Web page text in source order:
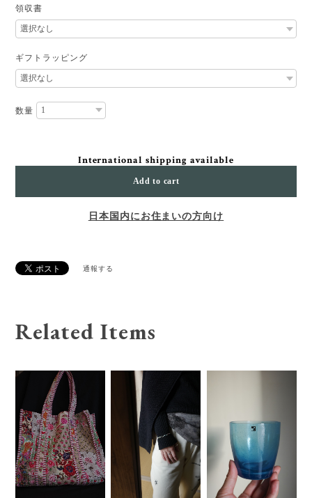
領収書
ギフトラッピング
数量
International shipping available
Add to cart
日本国内にお住まいの方向け
通報する
Related Items